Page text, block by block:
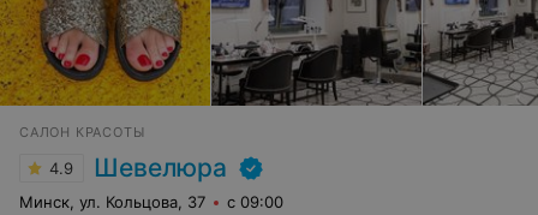
САЛОН КРАСОТЫ
4.9 Шевелюра
Минск, ул. Кольцова, 37 с 09:00